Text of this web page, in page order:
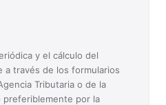
y el cálculo del
a través de los formularios
Tributaria o de la
preferiblemente por la